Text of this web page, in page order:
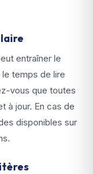
entraîner le
temps de lire
vous que toutes
à jour. En cas de
disponibles sur